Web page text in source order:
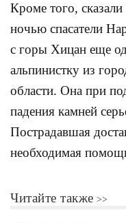
Кроме того,
ночью спасатели
с горы Хицан еще
альпинистку из
области. Она при
падения камней
Пострадавшая
необходимая
Читайте также